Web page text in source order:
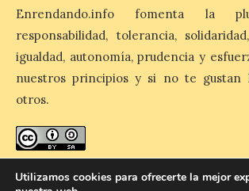
La décimo séptima
fotografía León de…viaje
nos llega desde la
carretera CL 626 con
defensa de FEVE
6 Ago 2026
Enrendando.info fomenta la
responsabilidad, tolerancia,
igualdad, autonomía, prudencia y
nuestros principios y si no te gustan
otros.
Utilizamos cookies para ofrecerte la mejor